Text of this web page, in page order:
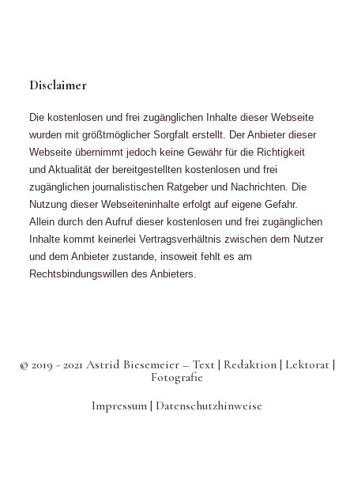
Disclaimer
Die kostenlosen und frei zugänglichen Inhalte dieser Webseite
wurden mit größtmöglicher Sorgfalt erstellt. Der Anbieter dieser
Webseite übernimmt jedoch keine Gewähr für die Richtigkeit
und Aktualität der bereitgestellten kostenlosen und frei
zugänglichen journalistischen Ratgeber und Nachrichten. Die
Nutzung dieser Webseiteninhalte erfolgt auf eigene Gefahr.
Allein durch den Aufruf dieser kostenlosen und frei zugänglichen
Inhalte kommt keinerlei Vertragsverhältnis zwischen dem Nutzer
und dem Anbieter zustande, insoweit fehlt es am
Rechtsbindungswillen des Anbieters.
© 2019 - 2021 Astrid Biesemeier – Text | Redaktion | Lektorat |
Fotografie
Impressum | Datenschutzhinweise